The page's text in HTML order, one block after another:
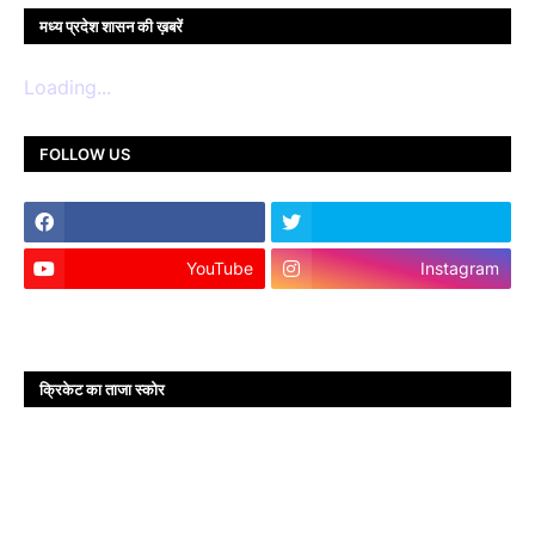
मध्य प्रदेश शासन की ख़बरें
Loading...
FOLLOW US
YouTube Instagram
क्रिकेट का ताजा स्कोर